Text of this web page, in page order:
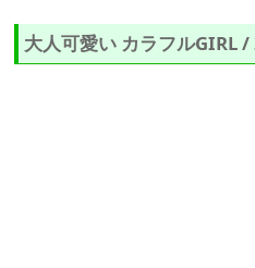
大人可愛い カラフルGIRL /